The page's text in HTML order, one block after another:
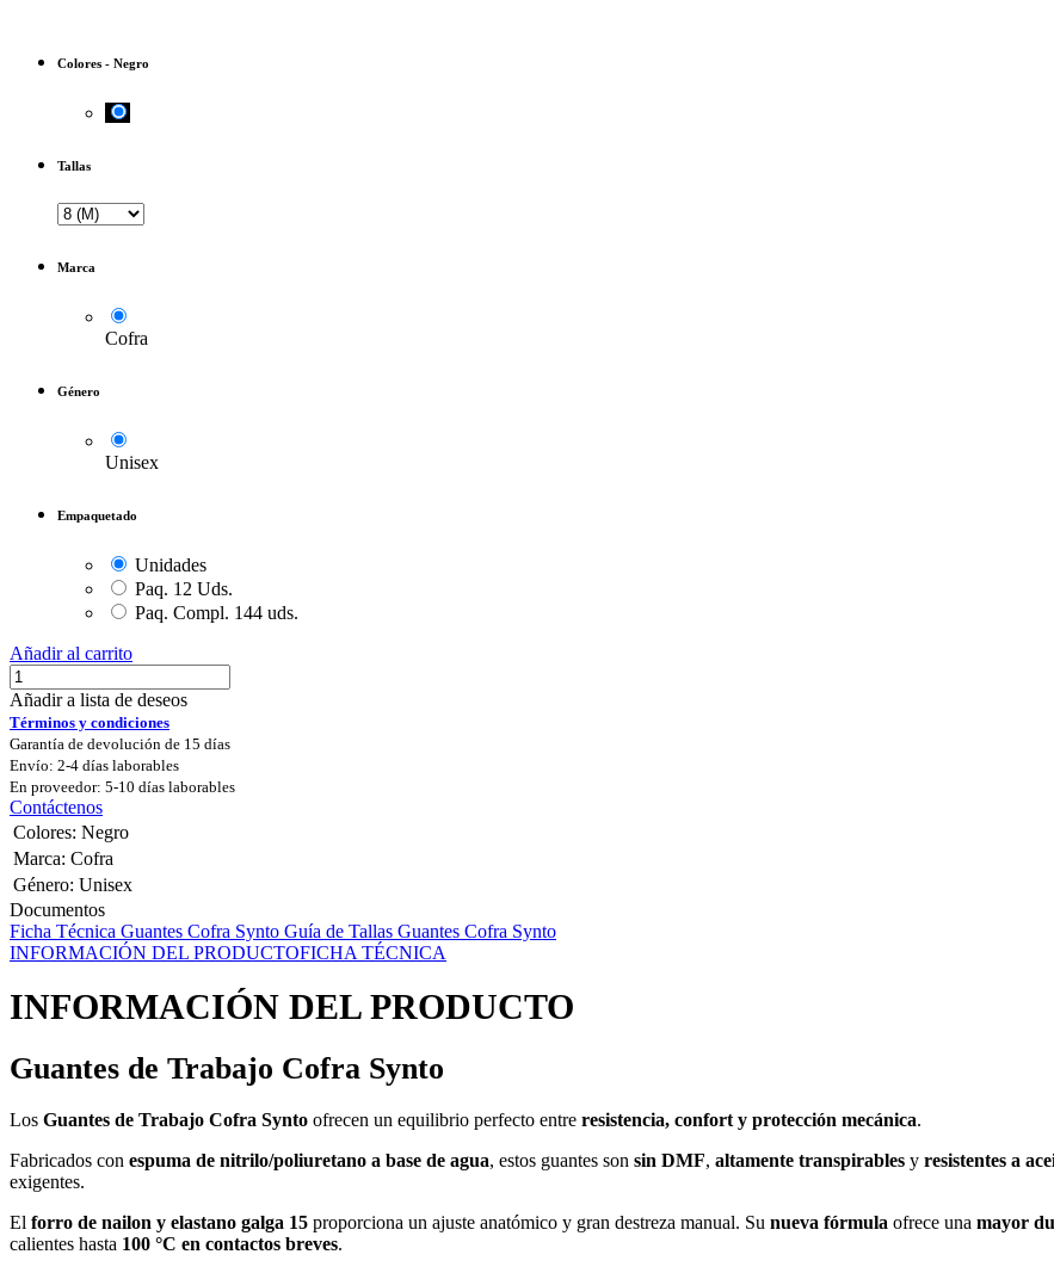
Colores - Negro
Tallas
Marca
Cofra
Género
Unisex
Empaquetado
Unidades
Paq. 12 Uds.
Paq. Compl. 144 uds.
Añadir al carrito
Añadir a lista de deseos
Términos y condiciones
Garantía de devolución de 15 días
Envío: 2-4 días laborables
En proveedor: 5-10 días laborables
Contáctenos
Colores: Negro
Marca: Cofra
Género: Unisex
Documentos
Ficha Técnica Guantes Cofra Synto Guía de Tallas Guantes Cofra Synto
INFORMACIÓN DEL PRODUCTOFICHA TÉCNICA
INFORMACIÓN DEL PRODUCTO
Guantes de Trabajo Cofra Synto
Los Guantes de Trabajo Cofra Synto ofrecen un equilibrio perfecto entre resistencia, confort y protección mecánica.
Fabricados con espuma de nitrilo/poliuretano a base de agua, estos guantes son sin DMF, altamente transpirables y resistentes a
exigentes.
El forro de nailon y elastano galga 15 proporciona un ajuste anatómico y gran destreza manual. Su nueva fórmula ofrece una mayor
calientes hasta 100 °C en contactos breves.